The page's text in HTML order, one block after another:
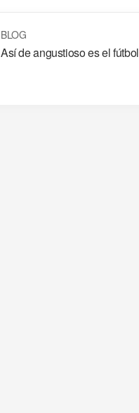
BLOG
Así de angustioso es el fútbol